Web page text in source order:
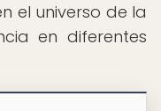
el universo de la
en diferentes